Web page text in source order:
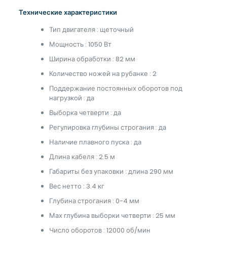
Технические характеристики
Тип двигателя : щеточный
Мощность : 1050 Вт
Ширина обработки : 82 мм
Количество ножей на рубанке : 2
Поддержание постоянных оборотов под
нагрузкой : да
Выборка четверти : да
Регулировка глубины строгания : да
Наличие плавного пуска : да
Длина кабеля : 2.5 м
Габариты без упаковки : длина 290 мм
Вес нетто : 3.4 кг
Глубина строгания : 0-4 мм
Мах глубина выборки четверти : 25 мм
Число оборотов : 12000 об/мин